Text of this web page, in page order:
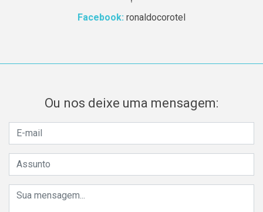
Facebook: ronaldocorotel
Ou nos deixe uma mensagem: